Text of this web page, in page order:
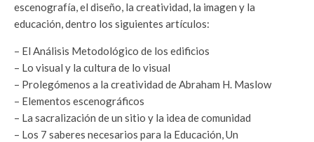
escenografía, el diseño, la creatividad, la imagen y la
educación, dentro los siguientes artículos:
– El Análisis Metodológico de los edificios
– Lo visual y la cultura de lo visual
– Prolegómenos a la creatividad de Abraham H. Maslow
– Elementos escenográficos
– La sacralización de un sitio y la idea de comunidad
– Los 7 saberes necesarios para la Educación, Un